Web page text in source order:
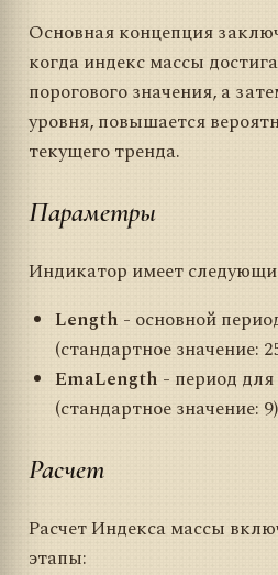
Основная концепция
когда индекс массы
порогового значения, а
уровня, повышается
текущего тренда.
Параметры
Индикатор имеет
Length - основной
(стандартное значение:
EmaLength - период
(стандартное значение: 9)
Расчет
Расчет Индекса массы
этапы: